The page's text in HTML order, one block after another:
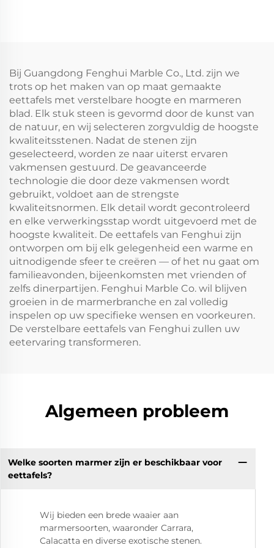
Bij Guangdong Fenghui Marble Co., Ltd. zijn we
trots op het maken van op maat gemaakte
eettafels met verstelbare hoogte en marmeren
blad. Elk stuk steen is gevormd door de kunst van
de natuur, en wij selecteren zorgvuldig de hoogste
kwaliteitsstenen. Nadat de stenen zijn
geselecteerd, worden ze naar uiterst ervaren
vakmensen gestuurd. De geavanceerde
technologie die door deze vakmensen wordt
gebruikt, voldoet aan de strengste
kwaliteitsnormen. Elk detail wordt gecontroleerd
en elke verwerkingsstap wordt uitgevoerd met de
hoogste kwaliteit. De eettafels van Fenghui zijn
ontworpen om bij elk gelegenheid een warme en
uitnodigende sfeer te creëren — of het nu gaat om
familieavonden, bijeenkomsten met vrienden of
zelfs dinerpartijen. Fenghui Marble Co. wil blijven
groeien in de marmerbranche en zal volledig
inspelen op uw specifieke wensen en voorkeuren.
De verstelbare eettafels van Fenghui zullen uw
eetervaring transformeren.
Algemeen probleem
Welke soorten marmer zijn er beschikbaar voor
eettafels?
Wij bieden een brede waaier aan
marmersoorten, waaronder Carrara,
Calacatta en diverse exotische stenen.